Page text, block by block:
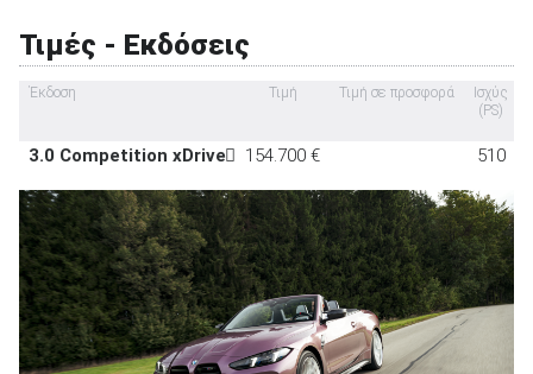
ΑΝΑΖΗΤΗΣΗ
Μεταχειρισμένα
Τιμές - Εκδόσεις
Έκδοση Τιμή Τιμή σε προσφορά
Ισχύς
(PS)
3.0 Competition xDrive 154.700 € 510